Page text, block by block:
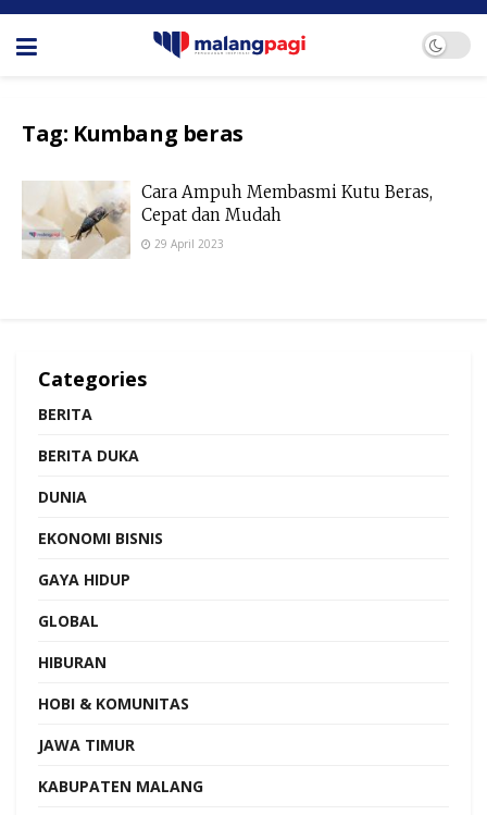
Tag: Kumbang beras
Cara Ampuh Membasmi Kutu Beras,
Cepat dan Mudah
29 April 2023
Categories
BERITA
BERITA DUKA
DUNIA
EKONOMI BISNIS
GAYA HIDUP
GLOBAL
HIBURAN
HOBI & KOMUNITAS
JAWA TIMUR
KABUPATEN MALANG